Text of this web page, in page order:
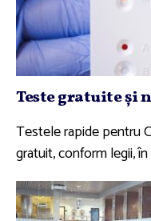
Teste gratuite şi
Testele rapide pentru
gratuit, conform legii,